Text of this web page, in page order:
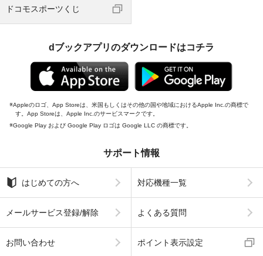
ドコモスポーツくじ
dブックアプリのダウンロードはコチラ
Appleのロゴ、App Storeは、米国もしくはその他の国や地域におけるApple Inc.の商標で
す。App Storeは、Apple Inc.のサービスマークです。
Google Play および Google Play ロゴは Google LLC の商標です。
サポート情報
はじめての方へ 対応機種一覧
メールサービス登録/解除 よくある質問
お問い合わせ ポイント表示設定